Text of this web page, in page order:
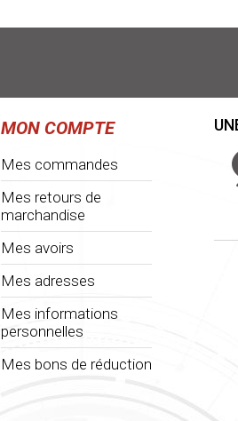
MON COMPTE
Mes commandes
Mes retours de
marchandise
Mes avoirs
Mes adresses
Mes informations
personnelles
Mes bons de réduction